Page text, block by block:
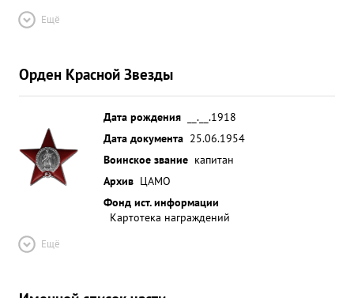
Ещё
Орден Красной Звезды
Дата рождения
__.__.1918
Дата документа 25.06.1954
Воинское звание капитан
Архив ЦАМО
Фонд ист. информации
Картотека награждений
Ещё